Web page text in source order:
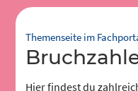
Themenseite im
Hier findest du